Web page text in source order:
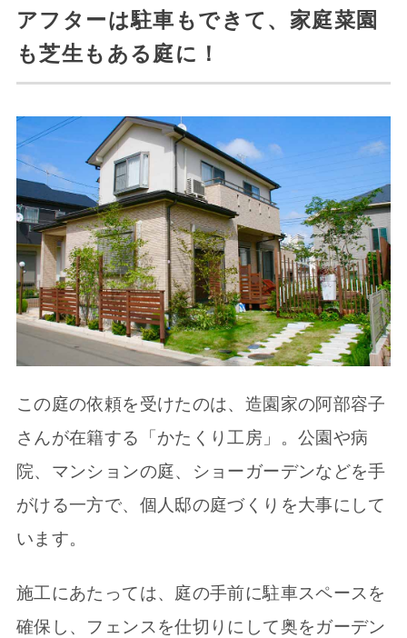
アフターは駐車もできて、家庭菜園
も芝生もある庭に！
この庭の依頼を受けたのは、造園家の阿部容子
さんが在籍する「かたくり工房」。公園や病
院、マンションの庭、ショーガーデンなどを手
がける一方で、個人邸の庭づくりを大事にして
います。
施工にあたっては、庭の手前に駐車スペースを
確保し、フェンスを仕切りにして奥をガーデン